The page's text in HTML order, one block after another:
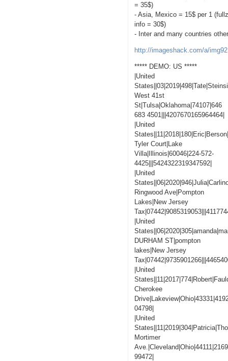
= 35$)
- Asia, Mexico = 15$ per 1
info = 30$)
- Inter and many countries
http://imageshack.com/a/
***** DEMO: US *****
|United
West 41st
St|Tulsa|Oklahoma|74107|646
683 4501|||4207670165964464|
|United
Tyler Court|Lake
Villa|Illinois|60046|224-572-
4425|||5424322319347592|
|United
Ringwood Ave|Pompton
Lakes|New Jersey
|United
DURHAM ST|pompton
lakes|New Jersey
|United
Cherokee
04798|
|United
Mortimer
99472|